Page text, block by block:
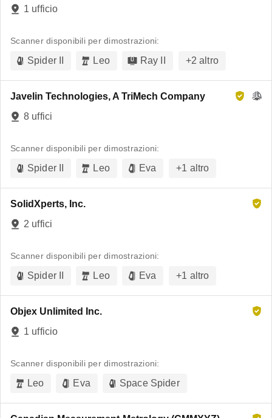
1 ufficio
Scanner disponibili per dimostrazioni:
Spider II Leo Ray II +2 altro
Javelin Technologies, A TriMech Company
8 uffici
Scanner disponibili per dimostrazioni:
Spider II Leo Eva +1 altro
SolidXperts, Inc.
2 uffici
Scanner disponibili per dimostrazioni:
Spider II Leo Eva +1 altro
Objex Unlimited Inc.
1 ufficio
Scanner disponibili per dimostrazioni:
Leo Eva Space Spider